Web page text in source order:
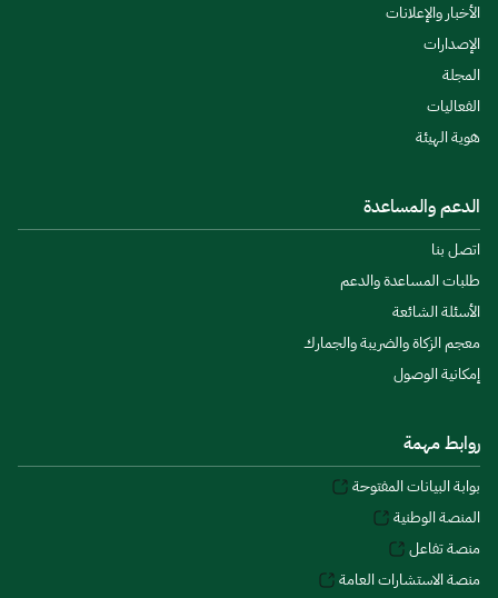
الأخبار والإعلانات
الإصدارات
المجلة
الفعاليات
هوية الهيئة
الدعم والمساعدة
اتصل بنا
طلبات المساعدة والدعم
الأسئلة الشائعة
معجم الزكاة والضريبة والجمارك
إمكانية الوصول
روابط مهمة
بوابة البيانات المفتوحة
المنصة الوطنية
منصة تفاعل
منصة الاستشارات العامة